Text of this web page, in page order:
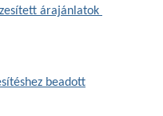
árajánlatok
beadott